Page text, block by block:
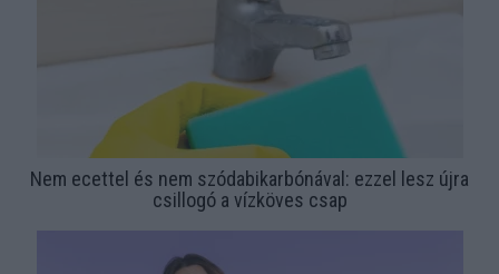
Nem ecettel és nem szódabikarbónával: ezzel lesz újra
csillogó a vízköves csap